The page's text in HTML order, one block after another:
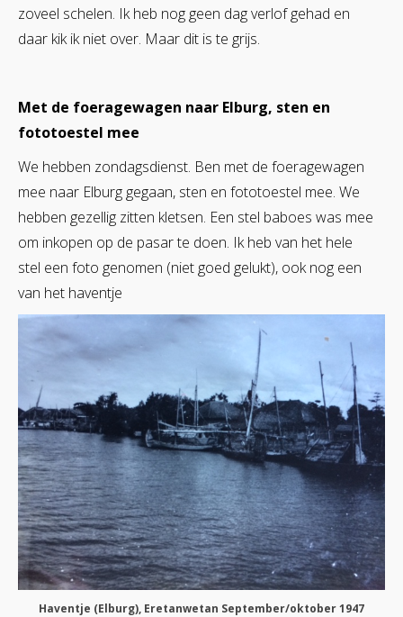
zoveel schelen. Ik heb nog geen dag verlof gehad en
daar kik ik niet over. Maar dit is te grijs.
Met de foeragewagen naar Elburg, sten en
fototoestel mee
We hebben zondagsdienst. Ben met de foeragewagen
mee naar Elburg gegaan, sten en fototoestel mee. We
hebben gezellig zitten kletsen. Een stel baboes was mee
om inkopen op de pasar te doen. Ik heb van het hele
stel een foto genomen (niet goed gelukt), ook nog een
van het haventje
Haventje (Elburg), Eretanwetan September/oktober 1947